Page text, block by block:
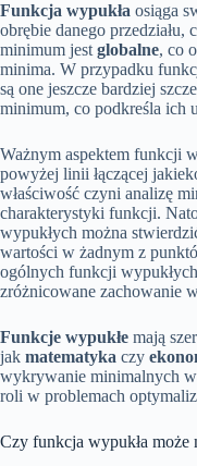
Funkcja wypukła osiąga
obrębie danego
minimum jest globalne, co
minima. W przypadku
są one jeszcze bardziej
minimum, co podkreśla ich
Ważnym aspektem funkcji
powyżej linii łączącej
właściwość czyni analizę
charakterystyki funkcji.
wypukłych można
wartości w żadnym z
ogólnych funkcji
zróżnicowane zachowanie
Funkcje wypukłe mają
jak matematyka czy
wykrywanie minimalnych
roli w problemach
Czy funkcja wypukła może